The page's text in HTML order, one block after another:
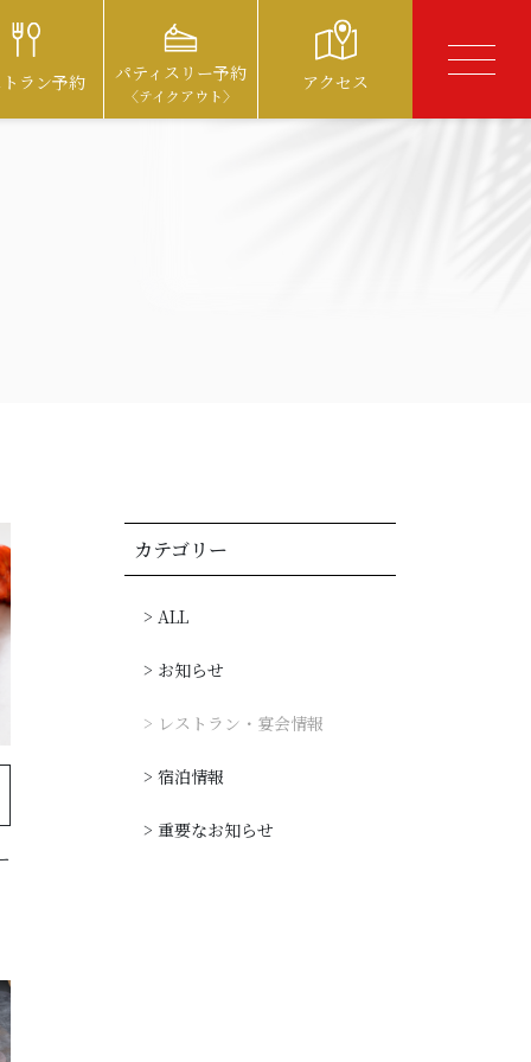
ラン予約 パティスリー予約
〈テイクアウト〉
アクセス
パティスリー予約
カテゴリー
> ALL
> お知らせ
> レストラン・宴会情報
> 宿泊情報
> 重要なお知らせ